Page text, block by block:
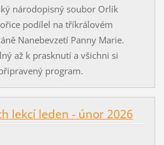
národopisný soubor Orlík
podílel na tříkrálovém
Nanebevzetí Panny Marie.
až k prasknutí a všichni si
program.
lekcí leden - únor 2026